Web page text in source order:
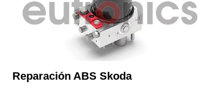
Reparación ABS Skoda